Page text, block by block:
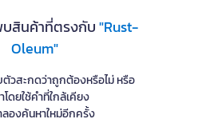
บสินค้าที่ตรงกับ"Rust-
Oleum"
วสะกดว่าถูกต้องหรือไม่ หรือ
โดยใช้คำที่ใกล้เคียง
องค้นหาใหม่อีกครั้ง